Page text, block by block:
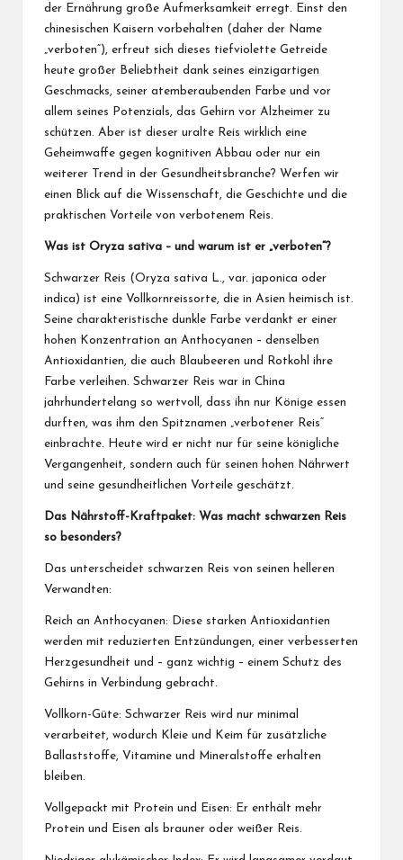
der Ernährung große Aufmerksamkeit erregt. Einst den
chinesischen Kaisern vorbehalten (daher der Name
„verboten“), erfreut sich dieses tiefviolette Getreide
heute großer Beliebtheit dank seines einzigartigen
Geschmacks, seiner atemberaubenden Farbe und vor
allem seines Potenzials, das Gehirn vor Alzheimer zu
schützen. Aber ist dieser uralte Reis wirklich eine
Geheimwaffe gegen kognitiven Abbau oder nur ein
weiterer Trend in der Gesundheitsbranche? Werfen wir
einen Blick auf die Wissenschaft, die Geschichte und die
praktischen Vorteile von verbotenem Reis.
Was ist Oryza sativa – und warum ist er „verboten“?
Schwarzer Reis (Oryza sativa L., var. japonica oder
indica) ist eine Vollkornreissorte, die in Asien heimisch ist.
Seine charakteristische dunkle Farbe verdankt er einer
hohen Konzentration an Anthocyanen – denselben
Antioxidantien, die auch Blaubeeren und Rotkohl ihre
Farbe verleihen. Schwarzer Reis war in China
jahrhundertelang so wertvoll, dass ihn nur Könige essen
durften, was ihm den Spitznamen „verbotener Reis“
einbrachte. Heute wird er nicht nur für seine königliche
Vergangenheit, sondern auch für seinen hohen Nährwert
und seine gesundheitlichen Vorteile geschätzt.
Das Nährstoff-Kraftpaket: Was macht schwarzen Reis
so besonders?
Das unterscheidet schwarzen Reis von seinen helleren
Verwandten:
Reich an Anthocyanen: Diese starken Antioxidantien
werden mit reduzierten Entzündungen, einer verbesserten
Herzgesundheit und – ganz wichtig – einem Schutz des
Gehirns in Verbindung gebracht.
Vollkorn-Güte: Schwarzer Reis wird nur minimal
verarbeitet, wodurch Kleie und Keim für zusätzliche
Ballaststoffe, Vitamine und Mineralstoffe erhalten
bleiben.
Vollgepackt mit Protein und Eisen: Er enthält mehr
Protein und Eisen als brauner oder weißer Reis.